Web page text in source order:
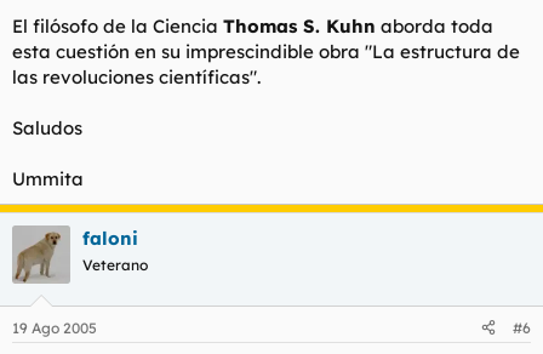
El filósofo de la Ciencia Thomas S. Kuhn aborda toda
esta cuestión en su imprescindible obra "La estructura de
las revoluciones científicas".
Saludos
Ummita
faloni
Veterano
19 Ago 2005 #6